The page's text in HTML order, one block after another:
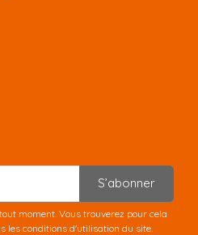
S’abonner
moment. Vous trouverez pour cela
les conditions d'utilisation du site.